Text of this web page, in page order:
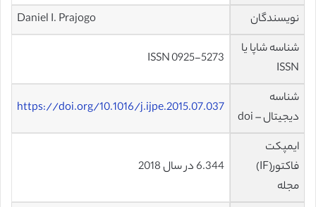
نویسندگان
Daniel I. Prajogo
شناسه شاپا یا
ISSN
ISSN 0925-5273
شناسه
دیجیتال – doi
https://doi.org/10.1016/j.ijpe.2015.07.037
ایمپکت
فاکتور(IF)
مجله
6.344 در سال 2018